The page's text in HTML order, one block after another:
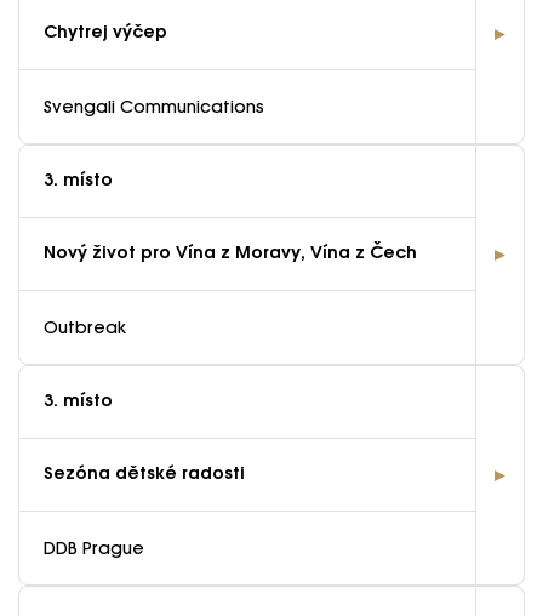
Chytrej výčep
Svengali Communications
3. místo
Nový život pro Vína z Moravy, Vína z Čech
Outbreak
3. místo
Sezóna dětské radosti
DDB Prague